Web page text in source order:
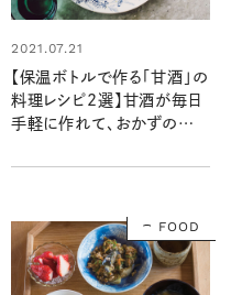
2021.07.21
【保温ボトルで作る「甘酒」の
料理レシピ2選】甘酒が毎日
手軽に作れて、おかずの作り
FOOD